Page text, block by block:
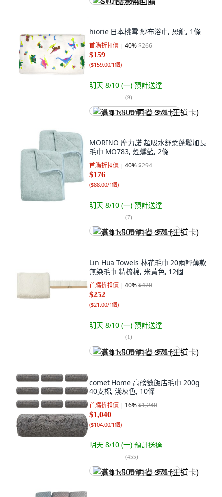
$10 酷澎幣回饋
hiorie 日本桃雪 紗布浴巾, 恐龍, 1條
首購折扣價 40%$266
$159
($159.00/1個)
明天 8/10 (一) 預計送達
(9)
满 $1,500 再省 $75 (王道卡)
MORINO 摩力諾 超吸水舒柔蓬鬆加長
毛巾 MO783, 煙燻藍, 2條
首購折扣價 40%$294
$176
($88.00/1個)
明天 8/10 (一) 預計送達
(7)
满 $1,500 再省 $75 (王道卡)
Lin Hua Towels 林花毛巾 20兩輕薄款
無染毛巾 精梳棉, 米黃色, 12個
首購折扣價 40%$420
$252
($21.00/1個)
明天 8/10 (一) 預計送達
(1)
满 $1,500 再省 $75 (王道卡)
comet Home 高磅數飯店毛巾 200g
40支棉, 淺灰色, 10條
首購折扣價 16%$1,240
$1,040
($104.00/1個)
明天 8/10 (一) 預計送達
(455)
满 $1,500 再省 $75 (王道卡)